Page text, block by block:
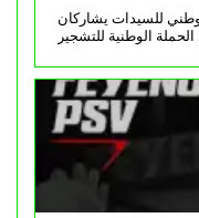
للسيدات يشاركان
الوطنية للتشجير